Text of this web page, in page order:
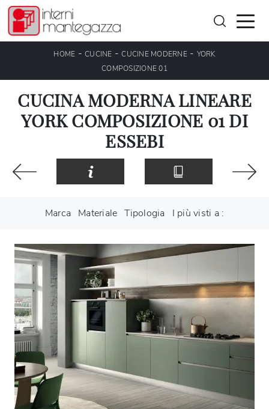
HOME -CUCINE -CUCINE MODERNE - YORK
COMPOSIZIONE 01
CUCINA MODERNA LINEARE
YORK COMPOSIZIONE 01 DI
ESSEBI
Marca Materiale Tipologia I più visti a :